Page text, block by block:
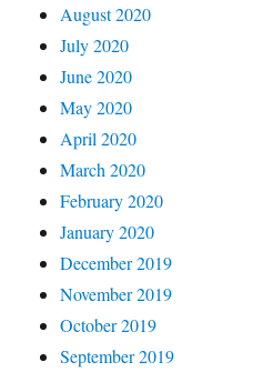
August 2020
July 2020
June 2020
May 2020
April 2020
March 2020
February 2020
January 2020
December 2019
November 2019
October 2019
September 2019